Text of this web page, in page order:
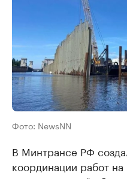
Фото: NewsNN
В Минтрансе РФ
координации работ